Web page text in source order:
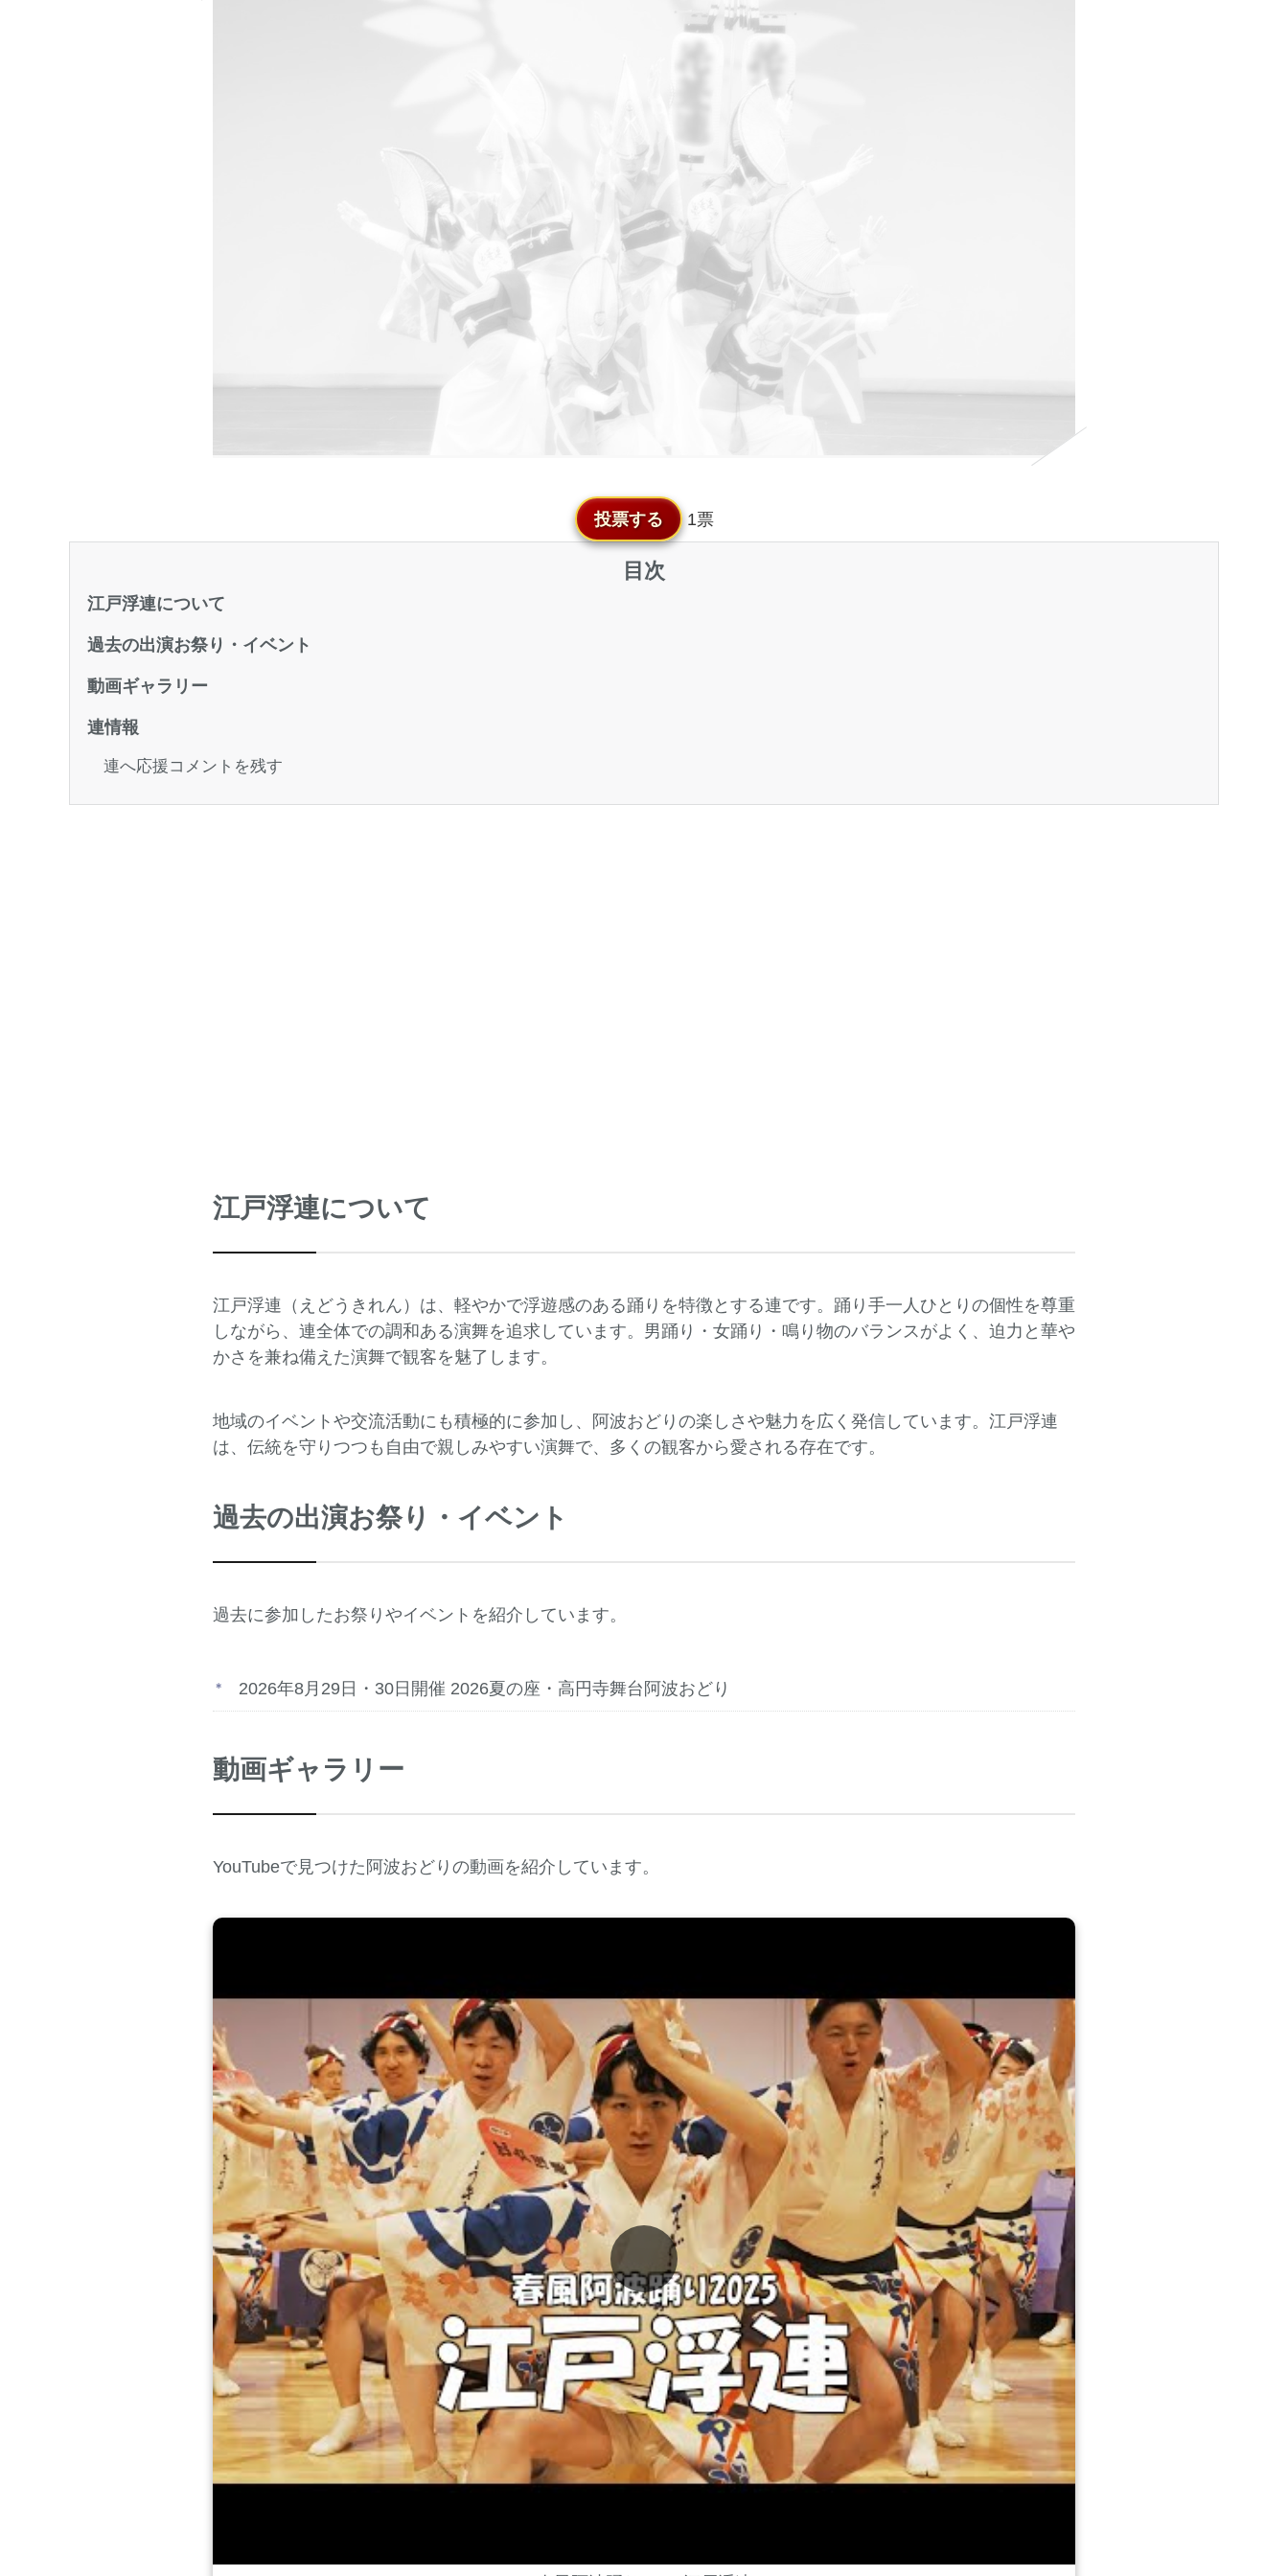
投票する 1票
目次
江戸浮連について
過去の出演お祭り・イベント
動画ギャラリー
連情報
連へ応援コメントを残す
江戸浮連について
江戸浮連（えどうきれん）は、軽やかで浮遊感のある踊りを特徴とする連です。踊り手一人ひとりの個性を尊重
しながら、連全体での調和ある演舞を追求しています。男踊り・女踊り・鳴り物のバランスがよく、迫力と華や
かさを兼ね備えた演舞で観客を魅了します。
地域のイベントや交流活動にも積極的に参加し、阿波おどりの楽しさや魅力を広く発信しています。江戸浮連
は、伝統を守りつつも自由で親しみやすい演舞で、多くの観客から愛される存在です。
過去の出演お祭り・イベント
過去に参加したお祭りやイベントを紹介しています。
2026年8月29日・30日開催 2026夏の座・高円寺舞台阿波おどり
動画ギャラリー
YouTubeで見つけた阿波おどりの動画を紹介しています。